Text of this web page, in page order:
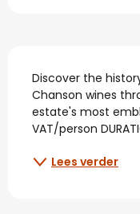
Discover the
Chanson wines
estate's most
VAT/person
Lees verder